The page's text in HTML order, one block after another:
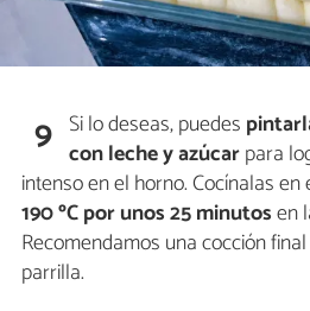
9 Si lo deseas, puedes
con leche y azúcarpara
intenso en el horno. Cocínalas
190 ºC por unos 25 minutosen
Recomendamos una cocción
parrilla.